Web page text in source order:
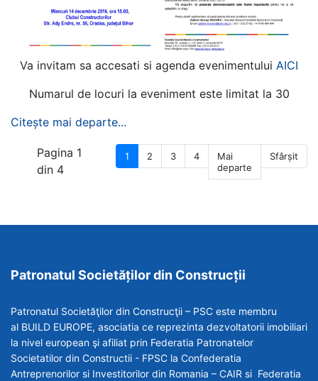
Va invitam sa accesati si agenda evenimentului AICI
Numarul de locuri la eveniment este limitat la 30
Citește mai departe...
Pagina 1
din 4
1 2 3 4
Mai
departe
Sfârșit
Patronatul Societăților din Construcții
Patronatul Societăţilor din Construcţii – PSC este membru
al BUILD EUROPE, asociatia ce reprezinta dezvoltatorii imobiliari
la nivel european şi afiliat prin Federatia Patronatelor
Societatilor din Constructii - FPSC la Confederatia
Antreprenorilor si Investitorilor din Romania – CAIR si Federatia